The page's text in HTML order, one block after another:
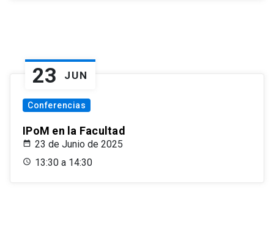
23 JUN
Conferencias
IPoM en la Facultad
23 de Junio de 2025
13:30 a 14:30